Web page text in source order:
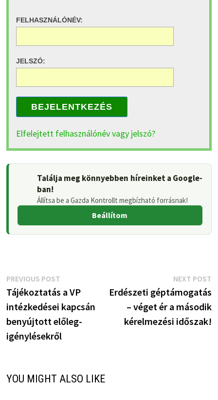
FELHASZNÁLÓNÉV:
JELSZÓ:
BEJELENTKEZÉS
Elfelejtett felhasználónév vagy jelszó?
Találja meg könnyebben híreinket a Google-
ban!
Állítsa be a Gazda Kontrollt megbízható forrásnak!
Beállítom
Bejegyzés
navigáció
PREVIOUS POSTPrevious
post:
Tájékoztatás a VP
intézkedései kapcsán
benyújtott előleg-
igénylésekről
NEXT POST
Erdészeti géptámogatás
– véget ér a második
kérelmezési időszak!
YOU MIGHT ALSO LIKE